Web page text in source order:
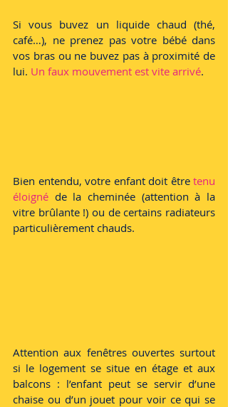
Si vous buvez un liquide chaud (thé,
café…), ne prenez pas votre bébé dans
vos bras ou ne buvez pas à proximité de
lui. Un faux mouvement est vite arrivé.
Bien entendu, votre enfant doit être tenu
éloigné de la cheminée (attention à la
vitre brûlante !) ou de certains radiateurs
particulièrement chauds.
Attention aux fenêtres ouvertes surtout
si le logement se situe en étage et aux
balcons : l’enfant peut se servir d’une
chaise ou d’un jouet pour voir ce qui se